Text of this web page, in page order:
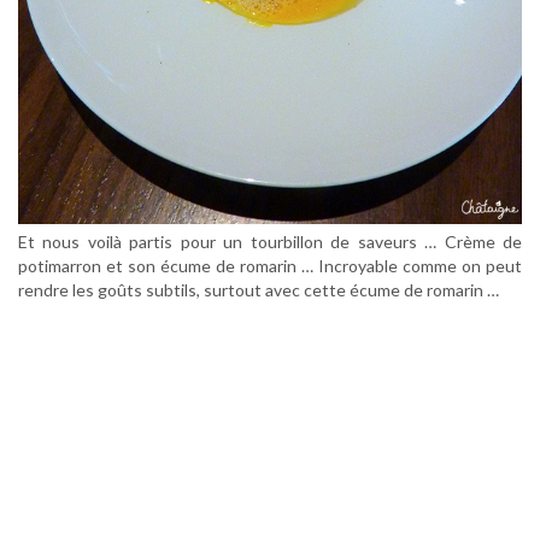
Et nous voilà partis pour un tourbillon de saveurs … Crème de
potimarron et son écume de romarin … Incroyable comme on peut
rendre les goûts subtils, surtout avec cette écume de romarin …